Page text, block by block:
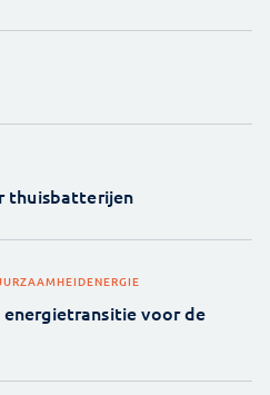
thuisbatterijen
ENERGIE
energietransitie voor de